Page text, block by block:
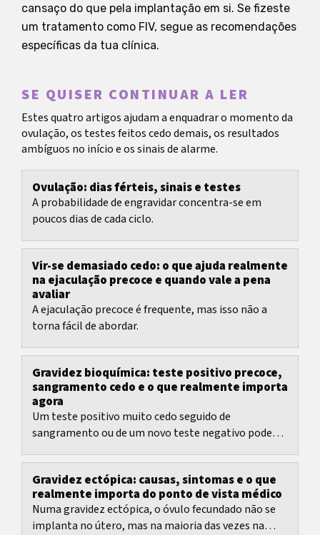
cansaço do que pela implantação em si. Se fizeste
um tratamento como FIV, segue as recomendações
específicas da tua clínica.
SE QUISER CONTINUAR A LER
Estes quatro artigos ajudam a enquadrar o momento da
ovulação, os testes feitos cedo demais, os resultados
ambíguos no início e os sinais de alarme.
Ovulação: dias férteis, sinais e testes
A probabilidade de engravidar concentra-se em
poucos dias de cada ciclo.
Vir-se demasiado cedo: o que ajuda realmente
na ejaculação precoce e quando vale a pena
avaliar
A ejaculação precoce é frequente, mas isso não a
torna fácil de abordar.
Gravidez bioquímica: teste positivo precoce,
sangramento cedo e o que realmente importa
agora
Um teste positivo muito cedo seguido de
sangramento ou de um novo teste negativo pode
e medo.
Gravidez ectópica: causas, sintomas e o que
realmente importa do ponto de vista médico
Numa gravidez ectópica, o óvulo fecundado não se
implanta no útero, mas na maioria das vezes na